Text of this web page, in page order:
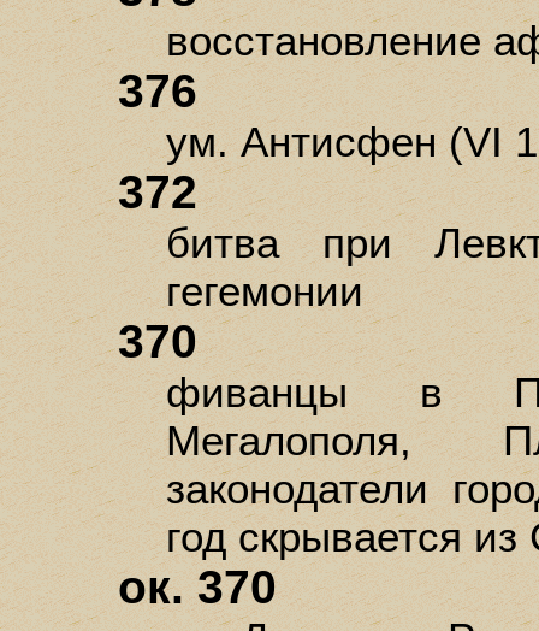
восстановление
376
ум. Антисфен (VI
372
битва при
гегемонии
370
фиванцы в
Мегалополя,
законодатели
год скрывается
ок. 370